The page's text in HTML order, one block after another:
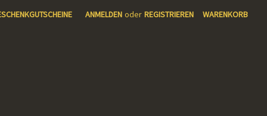
ANMELDEN oder REGISTRIEREN WARENKORB